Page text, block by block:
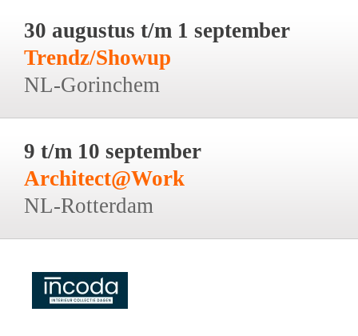
30 augustus t/m 1 september
Trendz/Showup
NL-Gorinchem
9 t/m 10 september
Architect@Work
NL-Rotterdam